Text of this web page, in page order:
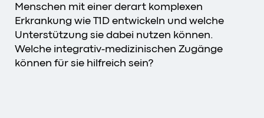
Menschen mit einer derart komplexen
Erkrankung wie T1D entwickeln und welche
Unterstützung sie dabei nutzen können.
Welche integrativ-medizinischen Zugänge
können für sie hilfreich sein?